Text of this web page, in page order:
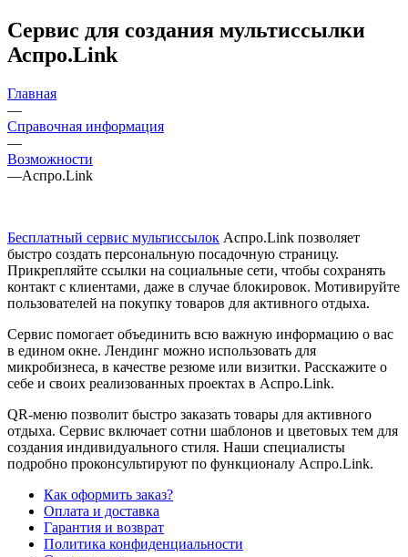
Сервис для создания мультиссылки
Аспро.Link
Главная
—
Справочная информация
—
Возможности
—Аспро.Link
Бесплатный сервис мультиссылок Аспро.Link позволяет
быстро создать персональную посадочную страницу.
Прикрепляйте ссылки на социальные сети, чтобы сохранять
контакт с клиентами, даже в случае блокировок. Мотивируйте
пользователей на покупку товаров для активного отдыха.
Сервис помогает объединить всю важную информацию о вас
в едином окне. Лендинг можно использовать для
микробизнеса, в качестве резюме или визитки. Расскажите о
себе и своих реализованных проектах в Аспро.Link.
QR-меню позволит быстро заказать товары для активного
отдыха. Сервис включает сотни шаблонов и цветовых тем для
создания индивидуального стиля. Наши специалисты
подробно проконсультируют по функционалу Аспро.Link.
Как оформить заказ?
Оплата и доставка
Гарантия и возврат
Политика конфиденциальности